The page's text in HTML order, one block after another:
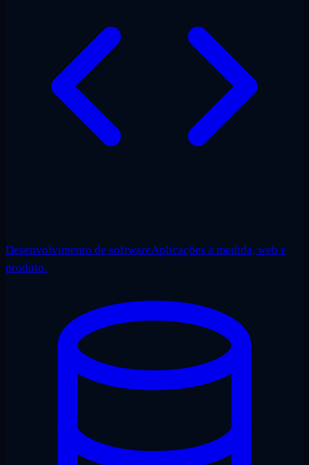
Desenvolvimento de softwareAplicações à medida, web e
produto.